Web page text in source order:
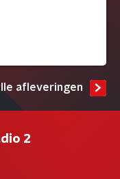
afleveringen
2